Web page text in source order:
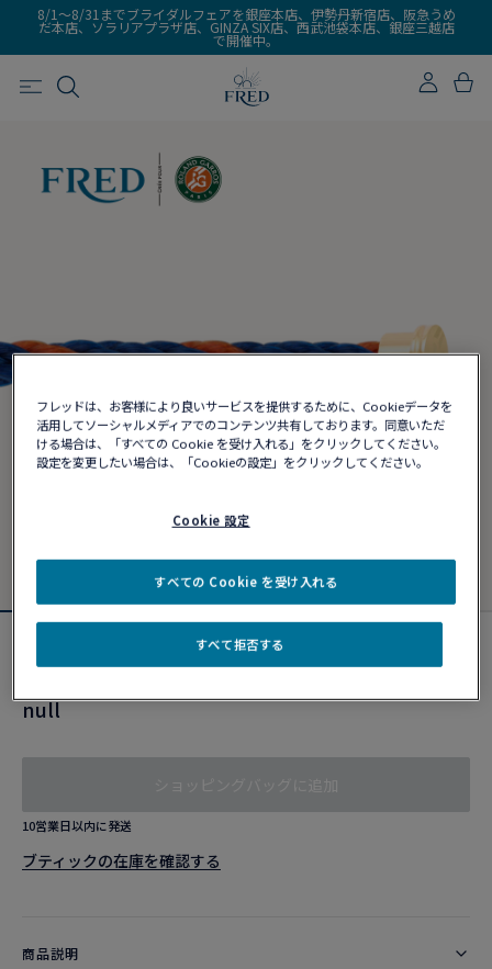
8/1～8/31までブライダルフェアを銀座本店、伊勢丹新宿店、阪急うめ
だ本店、ソラリアプラザ店、GINZA SIX店、西武池袋本店、銀座三越店
で開催中。
イエローゴールド ケーブル
null
10営業日以内に発送
ブティックの在庫を確認する​
商品説明
フレッドは、お客様により良いサービスを提供するために、Cookieデータを
活用してソーシャルメディアでのコンテンツ共有しております。同意いただ
ける場合は、「すべての Cookie を受け入れる」をクリックしてください。
設定を変更したい場合は、「Cookieの設定」をクリックしてください。
Cookie 設定
すべて拒否する
すべての Cookie を受け入れる